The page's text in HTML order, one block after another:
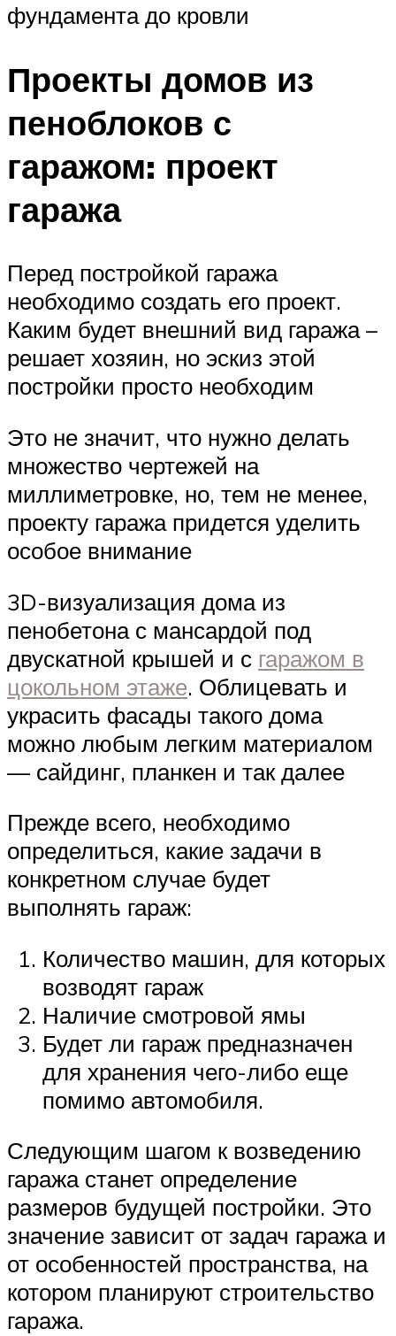
фундамента до кровли
Проекты домов из
пеноблоков с
гаражом: проект
гаража
Перед постройкой гаража
необходимо создать его проект.
Каким будет внешний вид гаража –
решает хозяин, но эскиз этой
постройки просто необходим
Это не значит, что нужно делать
множество чертежей на
миллиметровке, но, тем не менее,
проекту гаража придется уделить
особое внимание
3D-визуализация дома из
пенобетона с мансардой под
двускатной крышей и с гаражом в
цокольном этаже. Облицевать и
украсить фасады такого дома
можно любым легким материалом
— сайдинг, планкен и так далее
Прежде всего, необходимо
определиться, какие задачи в
конкретном случае будет
выполнять гараж:
Количество машин, для которых
возводят гараж
Наличие смотровой ямы
Будет ли гараж предназначен
для хранения чего-либо еще
помимо автомобиля.
Следующим шагом к возведению
гаража станет определение
размеров будущей постройки. Это
значение зависит от задач гаража и
от особенностей пространства, на
котором планируют строительство
гаража.